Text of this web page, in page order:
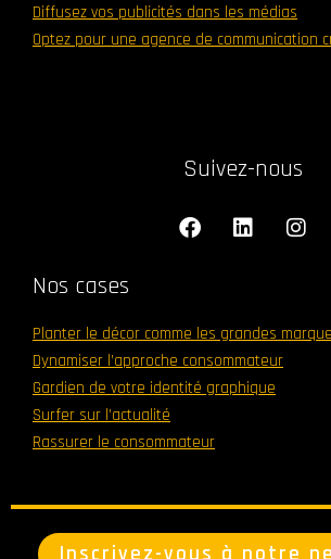
Diffusez vos publicités dans les médias
Optez pour une agence de communication
Suivez-nous
F
a
o
o
k
L
i
d
i
n
I
n
g
r
Nos cases
Planter le décor comme les grandes
Dynamiser l’approche consommateur
Gardien de votre identité graphique
Surfer sur l’actualité
Rassurer le consommateur